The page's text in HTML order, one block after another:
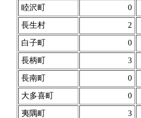
睦沢町 0
長生村 2
白子町 0
長柄町 3
長南町 0
大多喜町 0
夷隅町 3